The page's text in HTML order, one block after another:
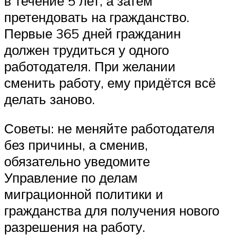
претендовать на гражданство.
Первые 365 дней гражданин
должен трудиться у одного
работодателя. При желании
сменить работу, ему придётся всё
делать заново.
Советы: не меняйте работодателя
без причины, а сменив,
обязательно уведомите
Управление по делам
миграционной политики и
гражданства для получения нового
разрешения на работу.